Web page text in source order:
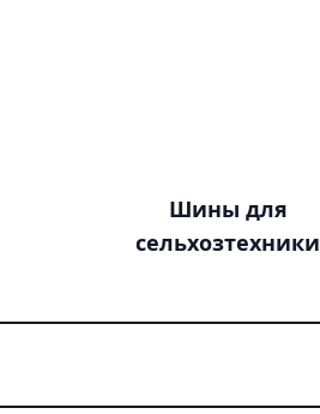
Шины для
сельхозтехники